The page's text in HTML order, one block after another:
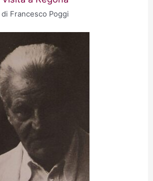
di Francesco Poggi